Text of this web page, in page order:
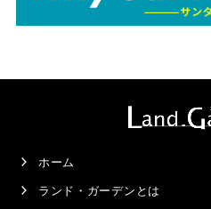
ホーム
ランド・ガーデンとは